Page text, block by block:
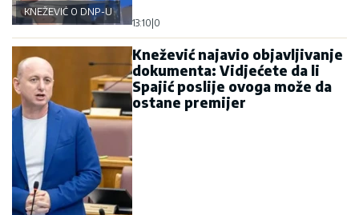
KNEŽEVIĆ O DNP-U
13:10 0
Knežević najavio objavljivanje
dokumenta: Vidjećete da li
Spajić poslije ovoga može da
ostane premijer